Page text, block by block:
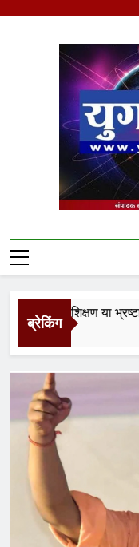
Yug
ब्रेकिंग
प्रशिक्षण या भ्रष्टाचार